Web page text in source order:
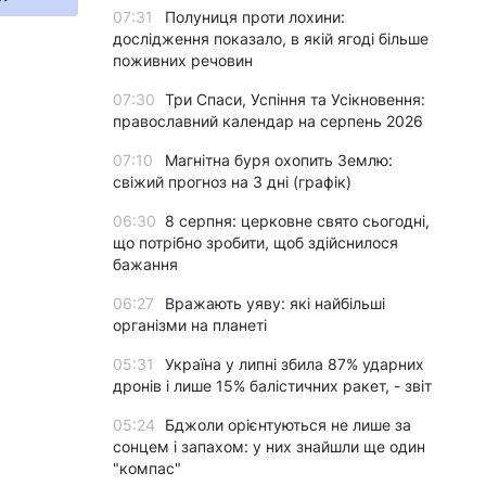
07:31
Полуниця проти лохини:
дослідження показало, в якій ягоді більше
поживних речовин
07:30 Три Спаси, Успіння та Усікновення:
православний календар на серпень 2026
07:10
Магнітна буря охопить Землю:
свіжий прогноз на 3 дні (графік)
06:30 8 серпня: церковне свято сьогодні,
що потрібно зробити, щоб здійснилося
бажання
06:27
Вражають уяву: які найбільші
організми на планеті
05:31
Україна у липні збила 87% ударних
дронів і лише 15% балістичних ракет, - звіт
05:24
Бджоли орієнтуються не лише за
сонцем і запахом: у них знайшли ще один
"компас"